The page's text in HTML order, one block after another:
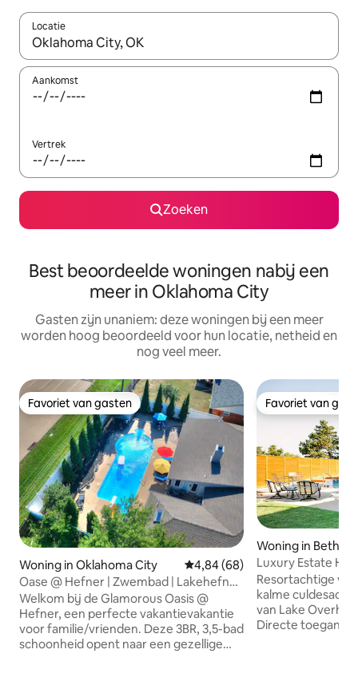
Locatie
Wanneer er resultaten beschikbaar zijn, maak je een keuze
Aankomst
Vertrek
Zoeken
Best beoordeelde woningen nabij een
meer in Oklahoma City
Gasten zijn unaniem: deze woningen bij een meer
worden hoog beoordeeld voor hun locatie, netheid en
nog veel meer.
Favoriet van gasten
Favoriet van gasten
Woning in Oklahoma City Gemiddelde beoordeling van
4,84 (68)
Oase @ Hefner | Zwembad | Lakehefner
| OKC kermis |
Welkom bij de Glamorous Oasis @
Hefner, een perfecte vakantievakantie
voor familie/vrienden. Deze 3BR, 3,5-bad
schoonheid opent naar een gezellige
Favoriet van
Favoriet van
Woning in
Luxury Estate
off Rt. 66
Resortachtige
kalme culdesac
van Lake
Directe toegang